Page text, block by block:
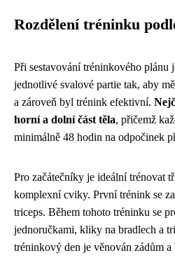
Rozdělení tréninku
Při sestavování tréninkového plánu
jednotlivé svalové partie tak, aby
a zároveň byl trénink efektivní.
horní a dolní část těla, přičemž
minimálně 48 hodin na odpočinek
Pro začátečníky je ideální trénovat
komplexní cviky. První trénink se
triceps. Během tohoto tréninku se
jednoručkami, kliky na bradlech a
tréninkový den je věnován zádům